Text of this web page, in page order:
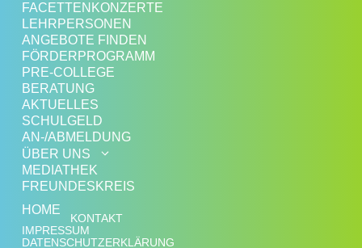
FACETTENKONZERTE
LEHRPERSONEN
ANGEBOTE FINDEN
FÖRDERPROGRAMM
PRE-COLLEGE
BERATUNG
AKTUELLES
SCHULGELD
AN-/ABMELDUNG
ÜBER UNS
MEDIATHEK
FREUNDESKREIS
HOME
KONTAKT
IMPRESSUM
DATENSCHUTZERKLÄRUNG